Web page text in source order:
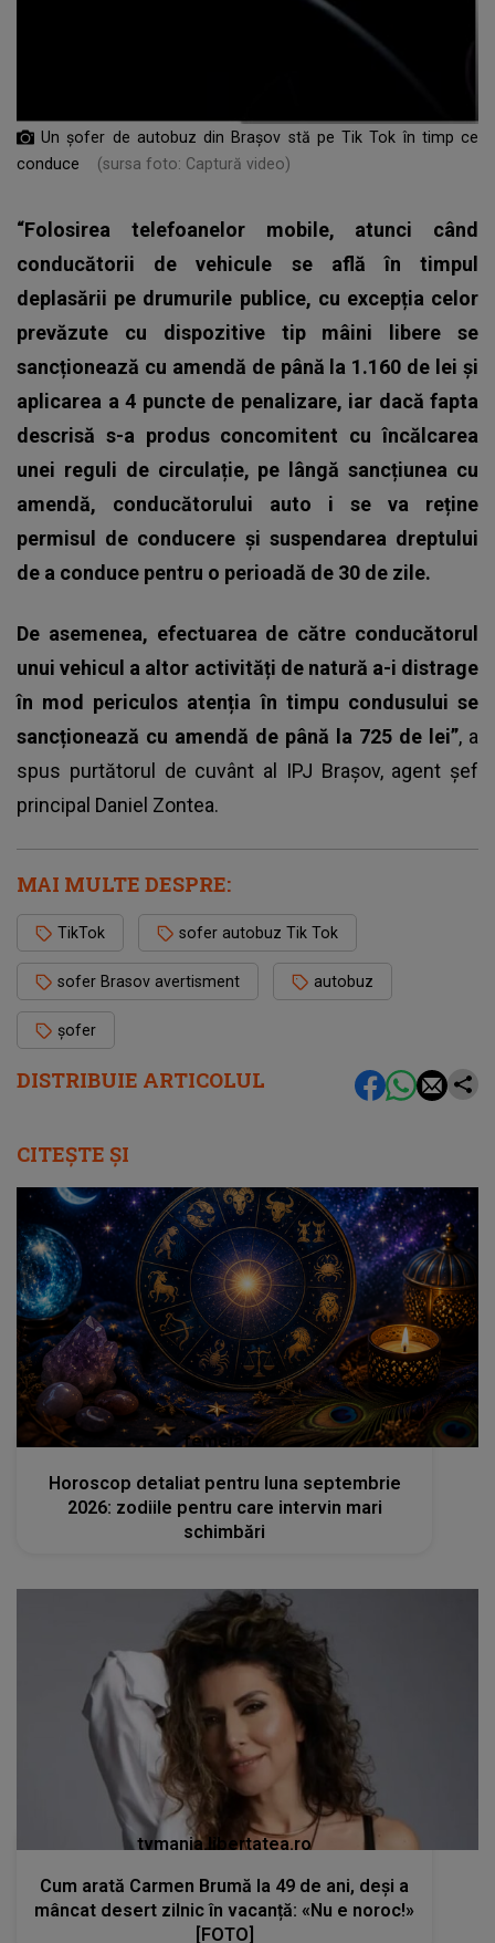
DISTRIBUIE ARTICOLUL
Un șofer de autobuz din Brașov stă pe Tik Tok în timp ce
conduce
(sursa foto: Captură video)
“Folosirea telefoanelor mobile, atunci când
conducătorii de vehicule se află în timpul
deplasării pe drumurile publice, cu excepția celor
prevăzute cu dispozitive tip mâini libere se
sancționează cu amendă de până la 1.160 de lei și
aplicarea a 4 puncte de penalizare, iar dacă fapta
descrisă s-a produs concomitent cu încălcarea
unei reguli de circulație, pe lângă sancțiunea cu
amendă, conducătorului auto i se va reține
permisul de conducere și suspendarea dreptului
de a conduce pentru o perioadă de 30 de zile.
De asemenea, efectuarea de către conducătorul
unui vehicul a altor activități de natură a-i distrage
în mod periculos atenția în timpu condusului se
sancționează cu amendă de până la 725 de lei”, a
spus purtătorul de cuvânt al IPJ Brașov, agent șef
principal Daniel Zontea.
MAI MULTE DESPRE:
TikTok sofer autobuz Tik Tok
sofer Brasov avertisment autobuz
șofer
CITEȘTE ȘI
femeia.ro
Horoscop detaliat pentru luna septembrie
2026: zodiile pentru care intervin mari
schimbări
tvmania.libertatea.ro
Cum arată Carmen Brumă la 49 de ani, deși a
mâncat desert zilnic în vacanță: «Nu e noroc!»
[FOTO]